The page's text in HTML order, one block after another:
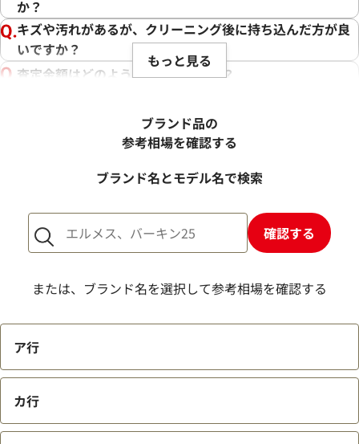
か？
キズや汚れがあるが、クリーニング後に持ち込んだ方が良
いですか？
査定金額はどのように決まりますか？
売却するか悩んでいるのですが、査定だけお願いできます
1点からでも査定できますか？
もっと見る
ブランド品の
参考相場を確認する
ブランド名とモデル名で検索
確認する
または、ブランド名を選択して参考相場を確認する
ア行
カ行